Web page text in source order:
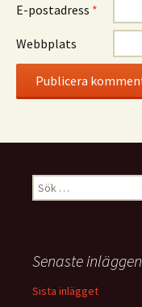
E-postadress *
Webbplats
Sök
efter:
Senaste inläggen
Sista inlägget